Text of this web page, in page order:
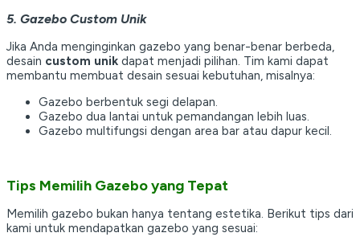
5. Gazebo Custom Unik
Jika Anda menginginkan gazebo yang benar-benar berbeda,
desain custom unik dapat menjadi pilihan. Tim kami dapat
membantu membuat desain sesuai kebutuhan, misalnya:
Gazebo berbentuk segi delapan.
Gazebo dua lantai untuk pemandangan lebih luas.
Gazebo multifungsi dengan area bar atau dapur kecil.
Tips Memilih Gazebo yang Tepat
Memilih gazebo bukan hanya tentang estetika. Berikut tips dari
kami untuk mendapatkan gazebo yang sesuai: